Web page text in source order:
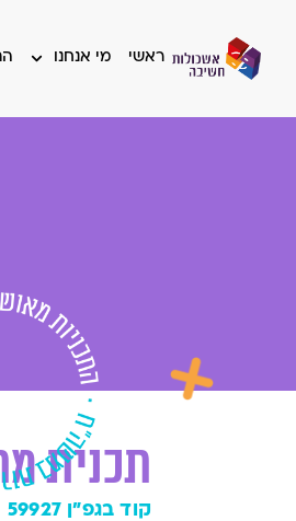
ראשי מי אנחנו
תכנית
קוד בגפ"ן 59927